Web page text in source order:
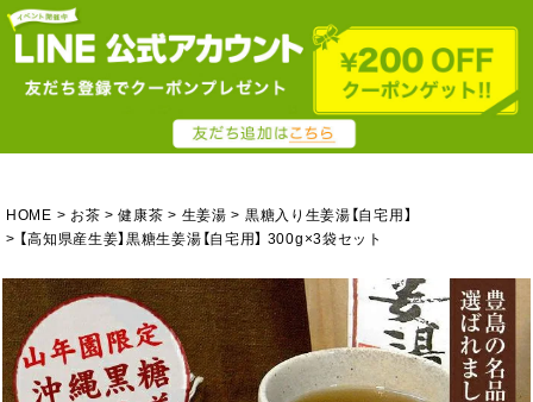
HOME お茶 健康茶 生姜湯
黒糖入り生姜湯【自宅用】
【高知県産生姜】黒糖生姜湯【自宅用】 300g×3袋セット